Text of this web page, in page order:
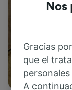
Gracias
que el
A